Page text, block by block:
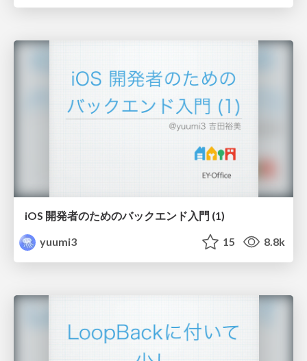
iOS 開発者のためのバックエンド入門 (1)
yuumi3
15 8.8k